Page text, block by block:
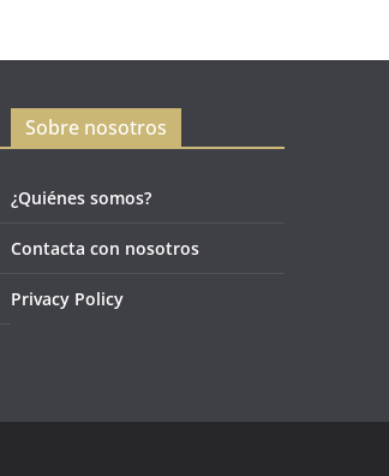
Sobre nosotros
¿Quiénes somos?
Contacta con nosotros
Privacy Policy